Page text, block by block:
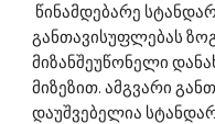
განთავისუფლებას
მიზანშეუწონელი
მიზეზით. ამგვარი
დაუშვებელია